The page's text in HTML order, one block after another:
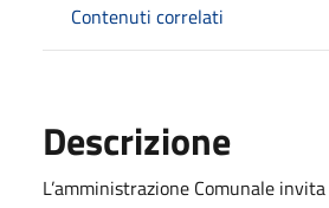
Contenuti correlati
Descrizione
L’amministrazione Comunale